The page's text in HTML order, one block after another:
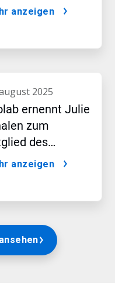
anzeigen
august 2025
ernennt Julie
zum
des
anzeigen